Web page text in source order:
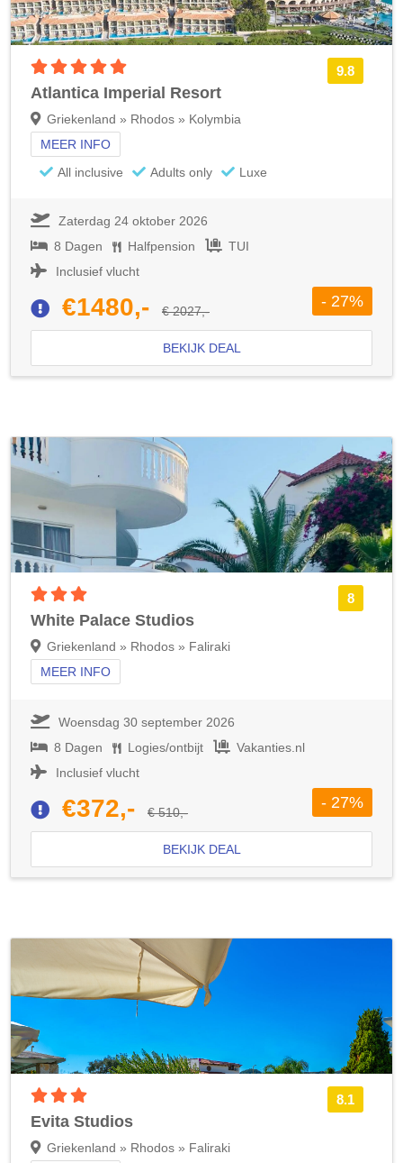
9.8
Atlantica Imperial Resort
Griekenland » Rhodos » Kolymbia
MEER INFO
All inclusive
Adults only Luxe
Zaterdag 24 oktober 2026
8 Dagen
Halfpension
TUI
Inclusief vlucht
€1480,- € 2027,-
- 27%
BEKIJK DEAL
8
White Palace Studios
Griekenland » Rhodos » Faliraki
MEER INFO
Woensdag 30 september 2026
8 Dagen
Logies/ontbijt
Vakanties.nl
Inclusief vlucht
€372,- € 510,-
- 27%
BEKIJK DEAL
8.1
Evita Studios
Griekenland » Rhodos » Faliraki